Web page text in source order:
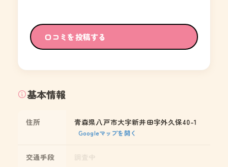
口コミを投稿する
基本情報
住所 青森県八戸市大字新井田字外久保40-1
Googleマップを開く
交通手段